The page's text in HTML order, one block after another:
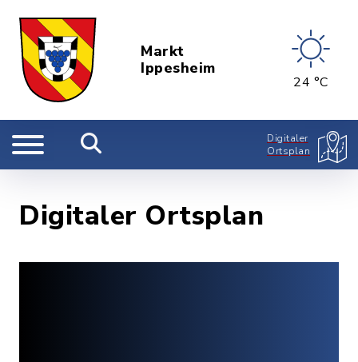
Markt
Ippesheim
24 °C
Digitaler
Ortsplan
Digitaler Ortsplan